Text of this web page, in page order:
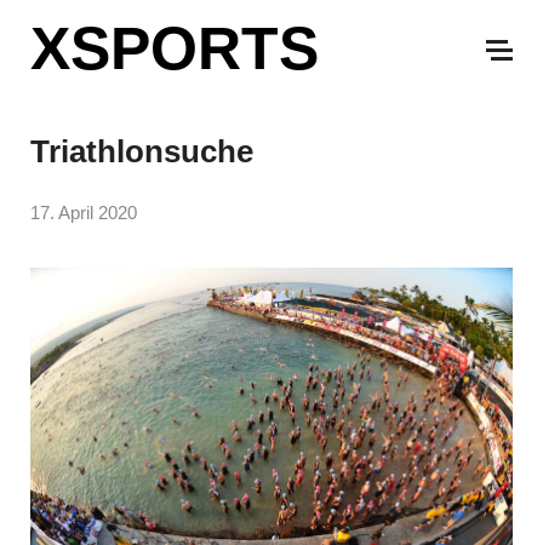
XSPORTS
Triathlonsuche
17. April 2020